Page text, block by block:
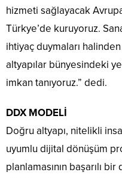
hizmeti sağlayacak
Türkye’de kuruyoruz.
ihtiyaç duymaları
altyapılar bünyesindeki
imkan tanıyoruz.” dedi.
DDX MODELİ
Doğru altyapı, nitelikli
uyumlu dijital dönüşüm
planlamasının başarılı